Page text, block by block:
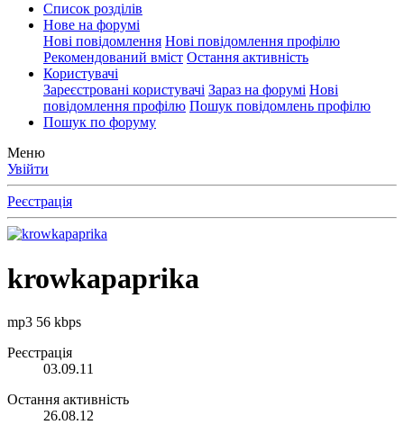
Список розділів
Нове на форумі
Нові повідомлення Нові повідомлення профілю
Рекомендований вміст Остання активність
Користувачі
Зареєстровані користувачі Зараз на форумі Нові
повідомлення профілю Пошук повідомлень профілю
Пошук по форуму
Меню
Увійти
Реєстрація
krowkapaprika
mp3 56 kbps
Реєстрація
03.09.11
Остання активність
26.08.12